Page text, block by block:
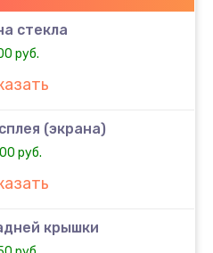
стекла
руб.
(экрана)
руб.
крышки